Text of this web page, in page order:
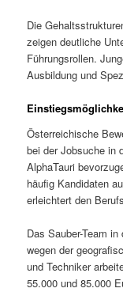
Die
zeigen deutliche
Führungsrollen.
Ausbildung und
Österreichische
bei der Jobsuche in
AlphaTauri
häufig Kandidaten
erleichtert den
Das Sauber-Team
wegen der
und Techniker
55.000 und 85.000